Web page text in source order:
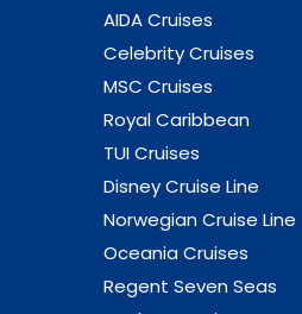
AIDA Cruises
Celebrity Cruises
MSC Cruises
Royal Caribbean
TUI Cruises
Disney Cruise Line
Norwegian Cruise Line
Oceania Cruises
Regent Seven Seas